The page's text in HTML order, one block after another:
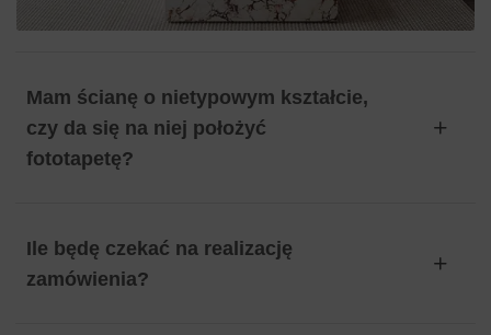
Mam ścianę o nietypowym kształcie,
czy da się na niej położyć
fototapetę?
Ile będę czekać na realizację
zamówienia?